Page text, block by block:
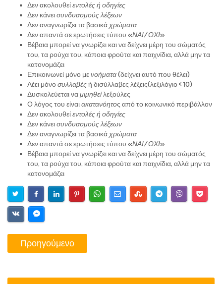
Δεν ακολουθείεντολές ή οδηγίες
Δεν κάνεισυνδυασμούς λέξεων
Δεν αναγνωρίζει τα βασικά χρώματα
Δεν απαντά σε ερωτήσεις τύπου «ΝΑΙ/ ΟΧΙ»
Βέβαια μπορεί να γνωρίζει και να δείχνει μέρη του σώματός
του, τα ρούχα του, κάποια φρούτα και παιχνίδια, αλλά μην τα
κατονομάζει
Επικοινωνεί μόνο μενοήματα(δείχνει αυτό που θέλει)
Λέει μόνοσυλλαβέςή δισύλλαβες λέξεις(λεξιλόγιο < 10)
Δυσκολεύεται ναμιμηθείλεξούλες
Ο λόγος του είναιακατανόητος από το κοινωνικό περιβάλλον
Δεν ακολουθείεντολές ή οδηγίες
Δεν κάνεισυνδυασμούς λέξεων
Δεν αναγνωρίζει τα βασικά χρώματα
Δεν απαντά σε ερωτήσεις τύπου «ΝΑΙ/ ΟΧΙ»
Βέβαια μπορεί να γνωρίζει και να δείχνει μέρη του σώματός
του, τα ρούχα του, κάποια φρούτα και παιχνίδια, αλλά μην τα
κατονομάζει
Προηγούμενο